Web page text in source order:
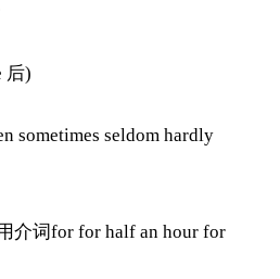
)
seldom hardly
词for for half an hour for